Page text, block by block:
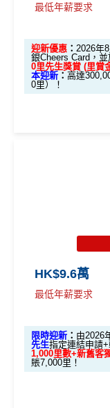
最低年薪要求
迎新優惠 ： 2026年
銀Cheers Card，
0⾥先⽣獎賞 (⾥賞
本迎新 ： 高達
0里）！
中銀Cheers
推廣期：2026
全新信用卡客
批卡後1個月
獎賞 (⾥賞⾦
立即申請！→
申請後記得盡
基本迎新：
推廣期：即日
HK$9.6萬
最低年薪要求
限時迎新 ： 由2026
先生指定連結申請+
1,000里數+新舊客
賬7,000里！